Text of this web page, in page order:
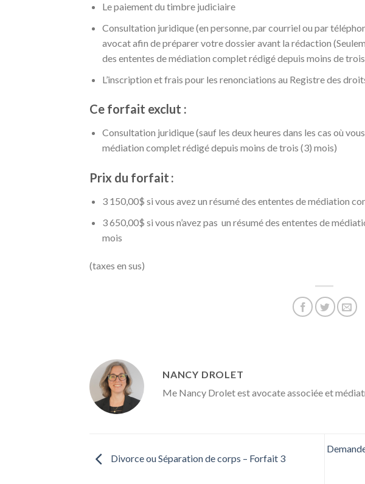
Le paiement du timbre judiciaire
Consultation juridique (en personne, par courriel ou par
avocat afin de préparer votre dossier avant la rédaction
des ententes de médiation complet rédigé depuis moins de
L’inscription et frais pour les renonciations au Registre des
Ce forfait exclut :
Consultation juridique (sauf les deux heures dans les cas où
médiation complet rédigé depuis moins de trois (3) mois)
Prix du forfait :
3 150,00$ si vous avez un résumé des ententes de médiation
3 650,00$ si vous n’avez pas un résumé des ententes de
mois
(taxes en sus)
NANCY DROLET
Me Nancy Drolet est avocate associée et
Divorce ou Séparation de corps – Forfait 3